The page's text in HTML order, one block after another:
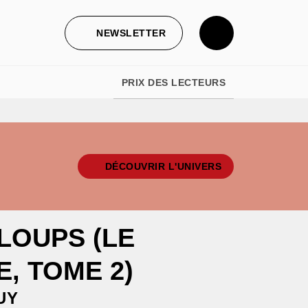
NEWSLETTER
PRIX DES LECTEURS
DÉCOUVRIR L'UNIVERS
(LE
TOME 2)